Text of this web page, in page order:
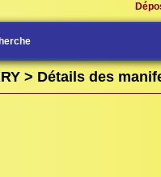
> Détails des